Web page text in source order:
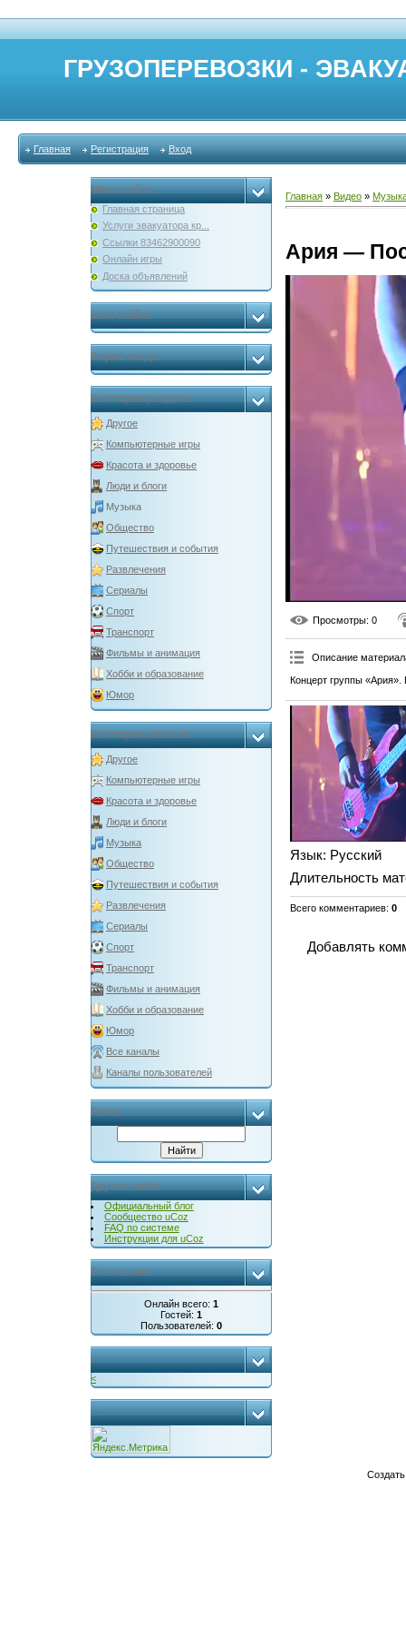
ГРУЗОПЕРЕВОЗКИ -
Главная Регистрация Вход
Меню сайта
Главная страница
Услуги эвакуатора кр...
Ссылки 83462900090
Онлайн игры
Доска объявлений
мы в скайпе
Форма входа
Категории раздела
Другое
Компьютерные игры
Красота и здоровье
Люди и блоги
Музыка
Общество
Путешествия и события
Развлечения
Сериалы
Спорт
Транспорт
Фильмы и анимация
Хобби и образование
Юмор
Категории каналов
Другое
Компьютерные игры
Красота и здоровье
Люди и блоги
Музыка
Общество
Путешествия и события
Развлечения
Сериалы
Спорт
Транспорт
Фильмы и анимация
Хобби и образование
Юмор
Все каналы
Каналы пользователей
Поиск
Друзья сайта
Официальный блог
Сообщество uCoz
FAQ по системе
Инструкции для uCoz
Статистика
Онлайн всего: 1
Гостей: 1
Пользователей: 0
...
<
...
Главная » Видео »
Ария —
Просмотры: 0
Описание
Концерт группы «Ария».
Язык: Русский
Длительность
Всего комментариев: 0
Добавлять